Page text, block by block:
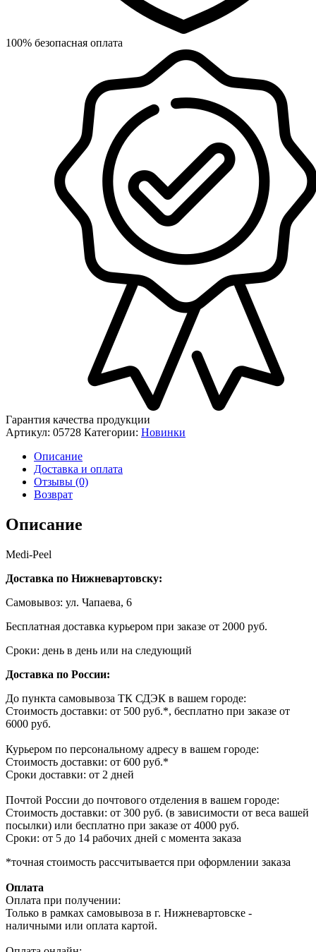
100% безопасная оплата
Гарантия качества продукции
Артикул: 05728 Категории: Новинки
Описание
Доставка и оплата
Отзывы (0)
Возврат
Описание
Medi-Peel
Доставка по Нижневартовску:
Самовывоз: ул. Чапаева, 6
Бесплатная доставка курьером при заказе от 2000 руб.
Сроки: день в день или на следующий
Доставка по России:
До пункта самовывоза ТК СДЭК в вашем городе:
Стоимость доставки: от 500 руб.*, бесплатно при заказе от
6000 руб.
Курьером по персональному адресу в вашем городе:
Стоимость доставки: от 600 руб.*
Сроки доставки: от 2 дней
Почтой России до почтового отделения в вашем городе:
Стоимость доставки: от 300 руб. (в зависимости от веса вашей
посылки) или бесплатно при заказе от 4000 руб.
Сроки: от 5 до 14 рабочих дней с момента заказа
*точная стоимость рассчитывается при оформлении заказа
Оплата
Оплата при получении:
Только в рамках самовывоза в г. Нижневартовске -
наличными или оплата картой.